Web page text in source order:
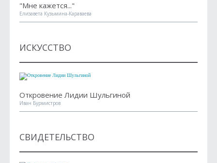
"Мне кажется..."
Елизавета Кузьмина-Караваева
ИСКУССТВО
Откровение Лидии Шульгиной
Иван Бурмистров
СВИДЕТЕЛЬСТВО